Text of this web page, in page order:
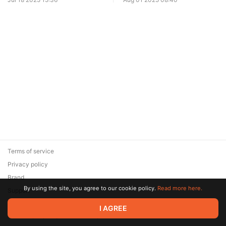
ИИ в ускорении процессов
платного пользователя?
© 2026 Zaya Solutions Limited. All rights reserved. All trademarks
are the property of their respective owners.
Terms of service
Privacy policy
Brand
SupportBy using the site, you agree to our cookie policy. Read more here.
I AGREE